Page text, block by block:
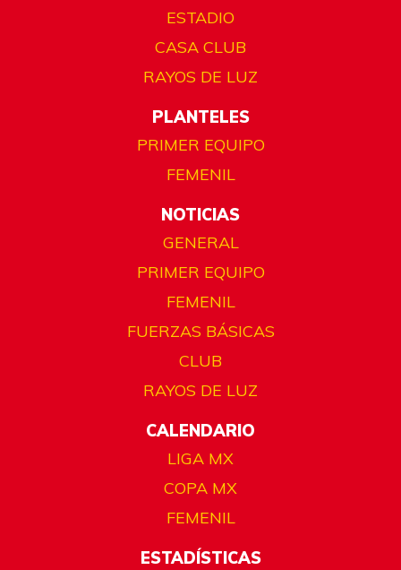
ESTADIO
CASA CLUB
RAYOS DE LUZ
PLANTELES
PRIMER EQUIPO
FEMENIL
NOTICIAS
GENERAL
PRIMER EQUIPO
FEMENIL
FUERZAS BÁSICAS
CLUB
RAYOS DE LUZ
CALENDARIO
LIGA MX
COPA MX
FEMENIL
ESTADÍSTICAS